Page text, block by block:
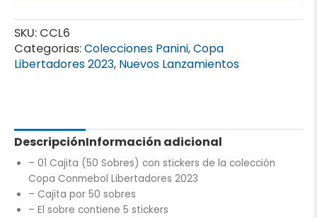
SKU: CCL6
Categorias:Colecciones Panini,Copa
Libertadores 2023, Nuevos Lanzamientos
DescripciónInformación adicional
– 01 Cajita (50 Sobres) con stickers de la colección
Copa Conmebol Libertadores 2023
– Cajita por 50 sobres
– El sobre contiene 5 stickers